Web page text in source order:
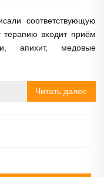
соответствующую
входит приём
апихит, медовые
Читать далее